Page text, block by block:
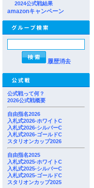
2024公式戦結果
amazonキャンペーン
履歴消去
公式戦って何？
2026公式戦概要
自由指名2026
入札式2026-ホワイトC
入札式2026-シルバーC
入札式2026-ゴールドC
スタリオンカップ2026
自由指名2025
入札式2025-ホワイトC
入札式2025-シルバーC
入札式2025-ゴールドC
スタリオンカップ2025